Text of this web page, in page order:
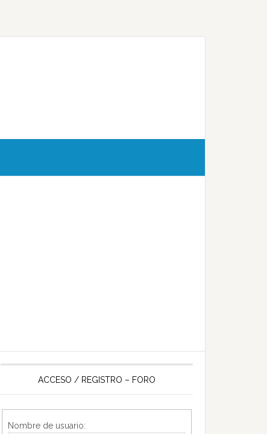
ACCESO / REGISTRO – FORO
Nombre de usuario: